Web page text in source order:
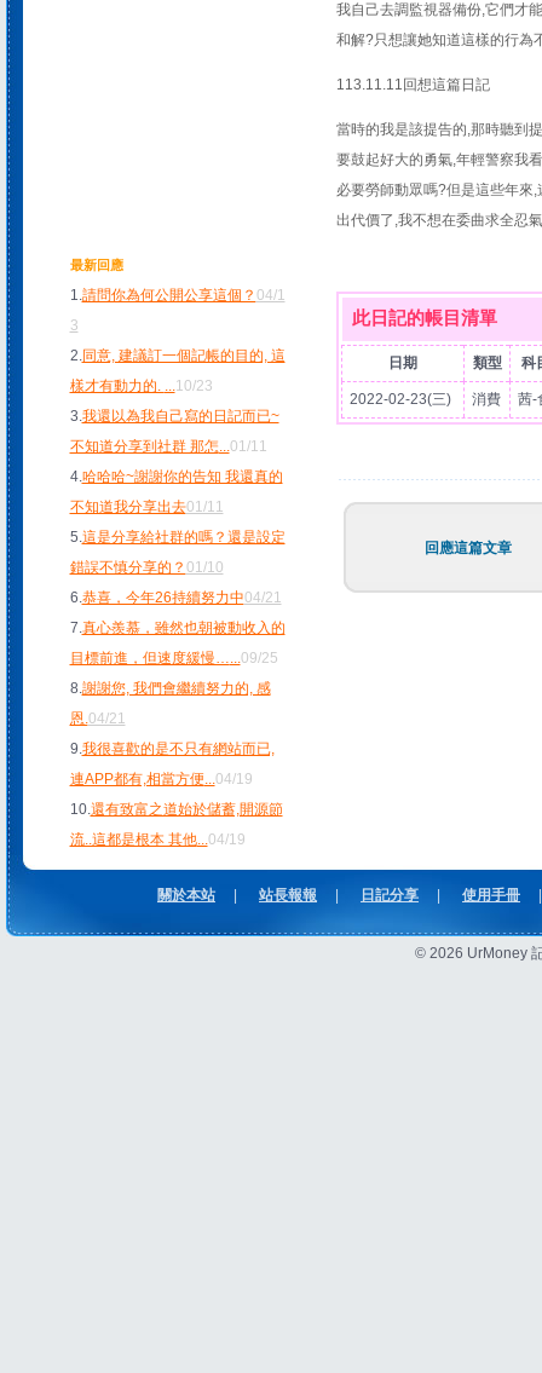
最新回應
1.請問你為何公開公享這個？ 04/1
3
2.同意, 建議訂一個記帳的目的, 這
樣才有動力的. ...10/23
3.我還以為我自己寫的日記而已~
不知道分享到社群 那怎...01/11
4.哈哈哈~謝謝你的告知 我還真的
不知道我分享出去01/11
5.這是分享給社群的嗎？還是設定
錯誤不慎分享的？ 01/10
6.恭喜，今年26持續努力中04/21
7.真心羨慕，雖然也朝被動收入的
目標前進，但速度緩慢…...09/25
8.謝謝您, 我們會繼續努力的, 感
恩.04/21
9.我很喜歡的是不只有網站而已,
連APP都有,相當方便...04/19
10.還有致富之道始於儲蓄,開源節
流..這都是根本 其他...04/19
我自己去調監視器備份,它們才
和解?只想讓她知道這樣的行為
113.11.11回想這篇日記
當時的我是該提告的,那時聽到
要鼓起好大的勇氣,年輕警察我
必要勞師動眾嗎?但是這些年來
出代價了,我不想在委曲求全忍
此日記的帳目清單
日期 類型 科
2022-02-23(三) 消費 茜-
回應這篇文章
關於本站 站長報報 日記分享 使用手冊
© 2026 UrMoney